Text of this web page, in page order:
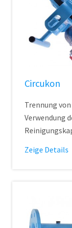
Circukon
Trennung
Verwendung
Zeige Details